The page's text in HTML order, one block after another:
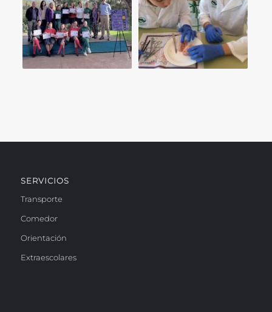
SERVICIOS
Transporte
Comedor
Orientación
Extraescolares